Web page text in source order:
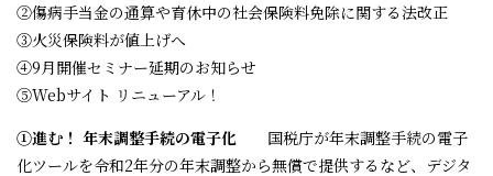
②傷病手当金の通算や育休中の社会保険料免除に関する法改正
③火災保険料が値上げへ
④9月開催セミナー延期のお知らせ
⑤Webサイト リニューアル！
①進む！ 年末調整手続の電子化
国税庁が年末調整手続の電子
化ツールを令和2年分の年末調整から無償で提供するなど、デジタ